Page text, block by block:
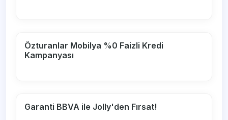
Özturanlar Mobilya %0 Faizli Kredi
Kampanyası
Garanti BBVA ile Jolly'den Fırsat!